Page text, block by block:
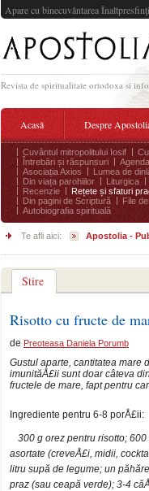
Apare cu binecuvântarea
Revista de spiritualitate ortodoxa si
Acasă Despre
Cuvântul mitropolitului Iosif
Întrebări și răspunsuri
Asociația Axios
Lumea de
Din viața parohiilor
Liturgica
Recenzie
Rețete și sfaturi
Din pagini de Scriptură
File
Autobiografia spirituală
Te afli aici: Apostolia -
Stire
Risotto cu fructe de
de Preoteasa Daniela Porumb
Gustul aparte, cantitatea mare
imunităÅ£ii sunt doar câteva
fructele de mare, fapt pentru
Ingrediente pentru 6-8 porÅ£ii:
300 g orez pentru risotto;
asortate (creveÅ£i, midii,
litru supă de legume; un
praz (sau ceapă verde); 3-4